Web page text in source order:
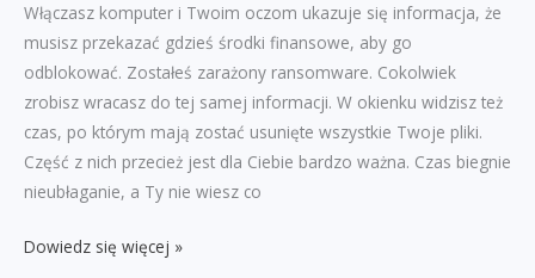
Włączasz komputer i Twoim oczom ukazuje się informacja, że
musisz przekazać gdzieś środki finansowe, aby go
odblokować. Zostałeś zarażony ransomware. Cokolwiek
zrobisz wracasz do tej samej informacji. W okienku widzisz też
czas, po którym mają zostać usunięte wszystkie Twoje pliki.
Część z nich przecież jest dla Ciebie bardzo ważna. Czas biegnie
nieubłaganie, a Ty nie wiesz co
Ransomware
Dowiedz się więcej »